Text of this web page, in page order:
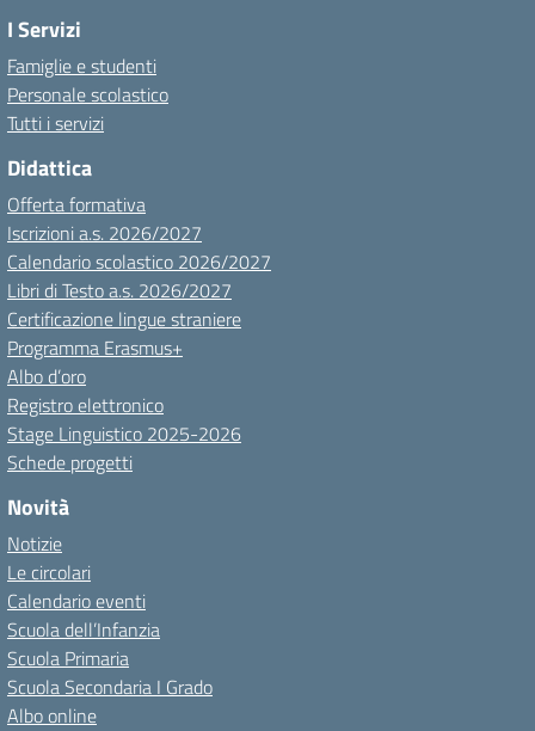
I Servizi
Famiglie e studenti
Personale scolastico
Tutti i servizi
Didattica
Offerta formativa
Iscrizioni a.s. 2026/2027
Calendario scolastico 2026/2027
Libri di Testo a.s. 2026/2027
Certificazione lingue straniere
Programma Erasmus+
Albo d’oro
Registro elettronico
Stage Linguistico 2025-2026
Schede progetti
Novità
Notizie
Le circolari
Calendario eventi
Scuola dell’Infanzia
Scuola Primaria
Scuola Secondaria I Grado
Albo online